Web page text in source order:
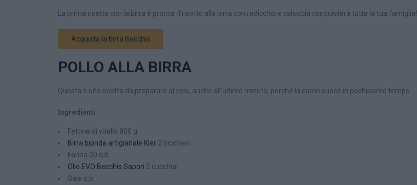
La prima ricetta con la birra è pronta: il risotto alla birra con radicchio e salsiccia conquisterà tutta la tua famiglia!
Acquista la birra Becchis
POLLO ALLA BIRRA
Questa è una ricetta da preparare al volo, anche all’ultimo minuto, perché la carne cuoce in pochissimo tempo.
Ingredienti
Fettine di vitello 800 g
Birra bionda artigianale Kler 2 bicchieri
Farina 00 q.b.
Olio EVO Becchis Sapori 2 cucchiai
Sale q.b.